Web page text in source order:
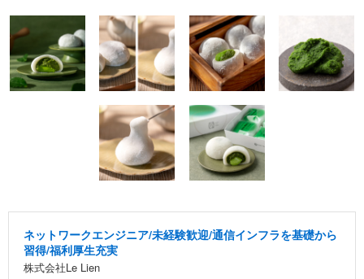
ネットワークエンジニア/未経験歓迎/通信インフラを基礎から
習得/福利厚生充実
株式会社Le Lien